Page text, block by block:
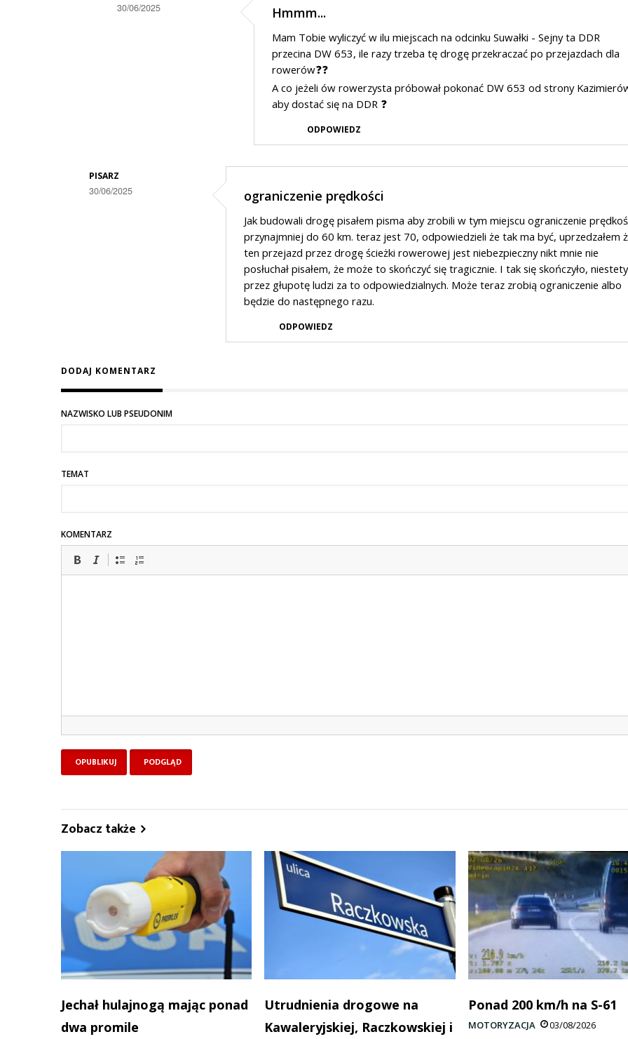
30/06/2025
Suwałk
do
Hmmm...
Mam Tobie wyliczyć w ilu miejscach na odcinku Suwałki - Sejny ta DDR
przecina DW 653, ile razy trzeba tę drogę przekraczać po przejazdach dla
rowerów❓❓
A co jeżeli ów rowerzysta próbował pokonać DW 653 od strony
aby dostać się na DDR ❓
ODPOWIEDZ
PISARZ
30/06/2025
odblaskowe
ograniczenie prędkości
Jak budowali drogę pisałem pisma aby zrobili w tym miejscu ograniczenie
przynajmniej do 60 km. teraz jest 70, odpowiedzieli że tak ma być, uprzedzałem
ten przejazd przez drogę ścieżki rowerowej jest niebezpieczny nikt mnie nie
posłuchał pisałem, że może to skończyć się tragicznie. I tak się skończyło, niestety
przez głupotę ludzi za to odpowiedzialnych. Może teraz zrobią ograniczenie albo
będzie do następnego razu.
ODPOWIEDZ
DODAJ KOMENTARZ
NAZWISKO LUB PSEUDONIM
TEMAT
KOMENTARZ
Zobacz także
Jechał hulajnogą mając ponad
dwa promile
Utrudnienia drogowe na
Kawaleryjskiej, Raczkowskiej i
Ponad 200 km/h na S-61
MOTORYZACJA 03/08/2026